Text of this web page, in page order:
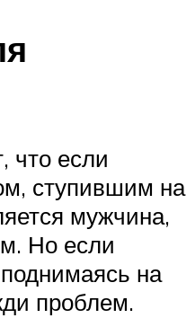
что если
ступившим на
мужчина,
Но если
на
проблем.